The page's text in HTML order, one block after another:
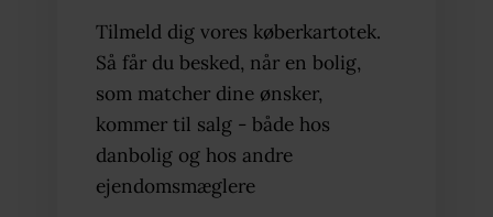
Tilmeld dig vores køberkartotek.
Så får du besked, når en bolig,
som matcher dine ønsker,
kommer til salg - både hos
danbolig og hos andre
ejendomsmæglere